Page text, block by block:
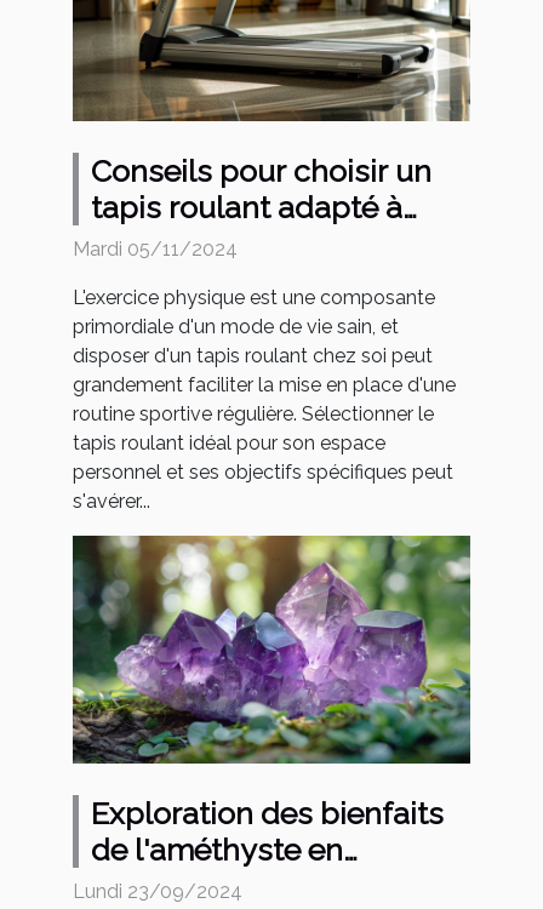
Conseils pour choisir un
tapis roulant adapté à
votre espace et besoins
Mardi 05/11/2024
L'exercice physique est une composante
primordiale d'un mode de vie sain, et
disposer d'un tapis roulant chez soi peut
grandement faciliter la mise en place d'une
routine sportive régulière. Sélectionner le
tapis roulant idéal pour son espace
personnel et ses objectifs spécifiques peut
s'avérer...
Exploration des bienfaits
de l'améthyste en
lithothérapie
Lundi 23/09/2024